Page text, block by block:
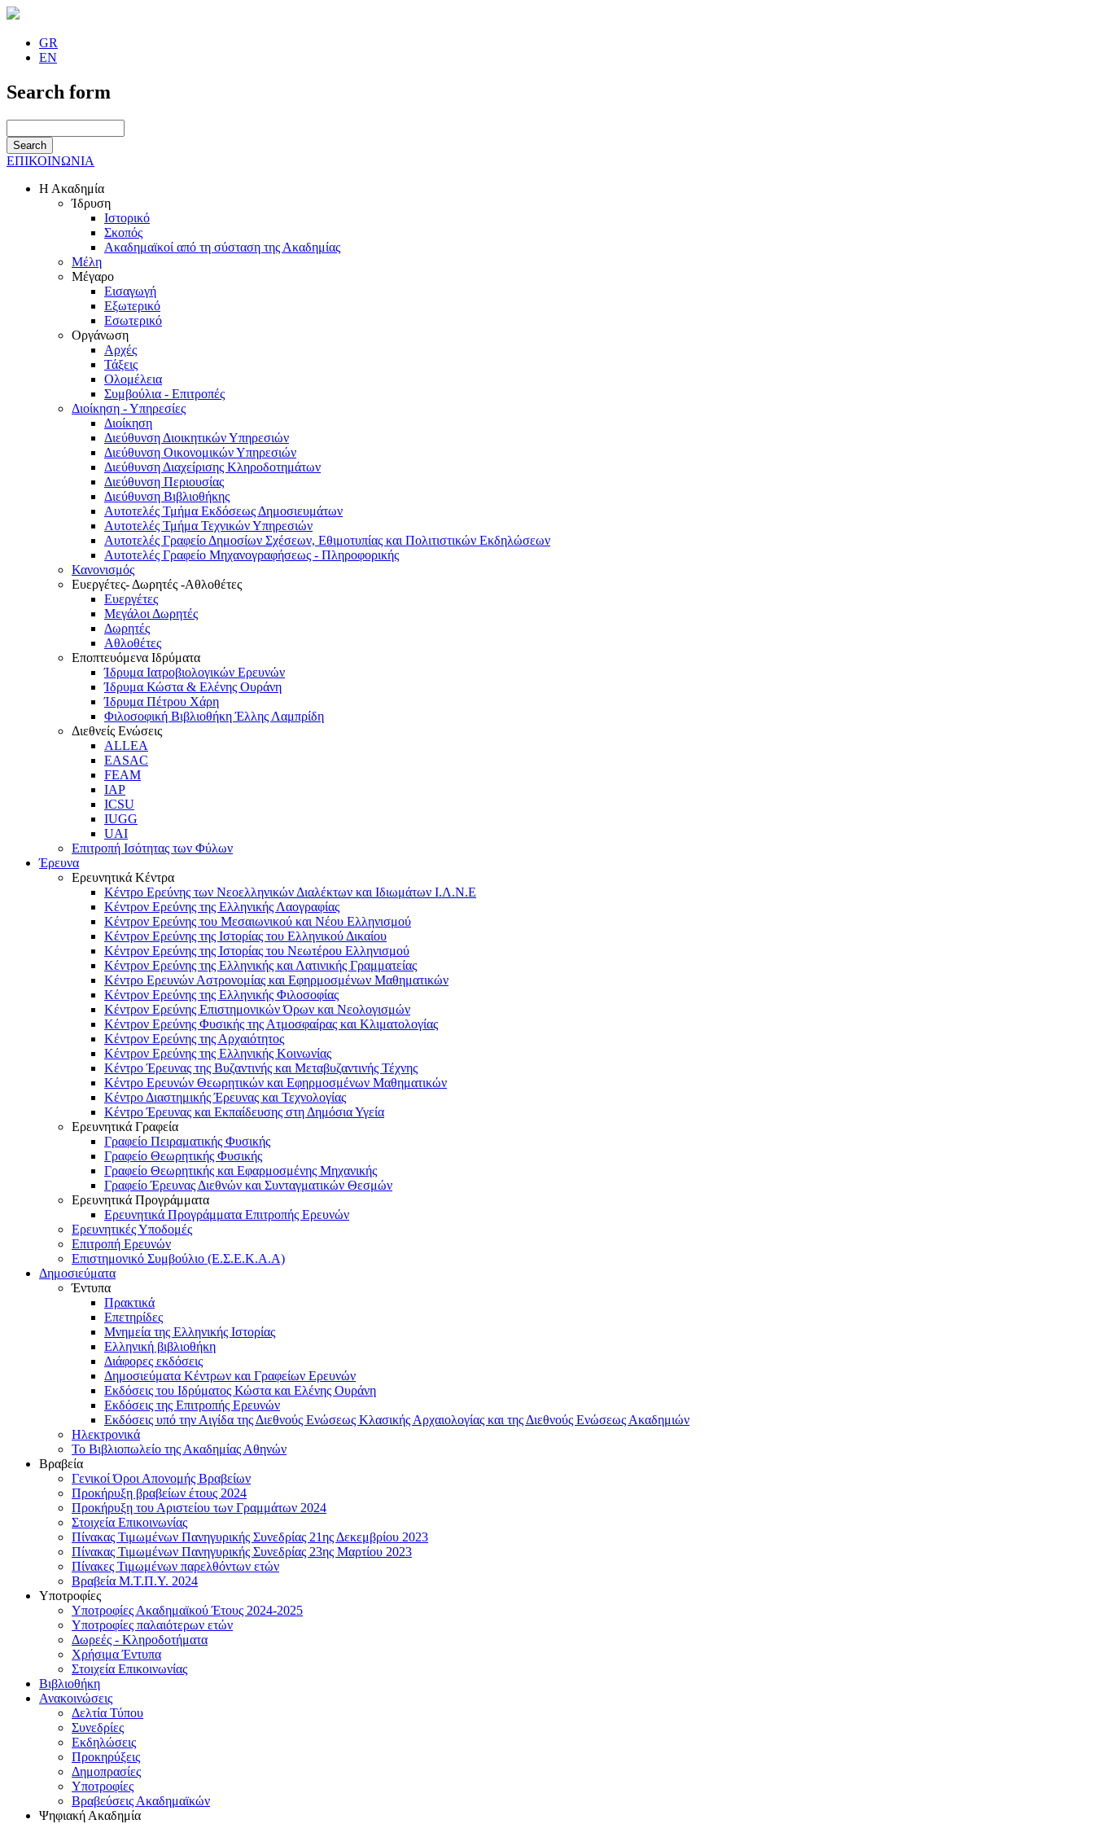
GR
EN
Search form
ΕΠΙΚΟΙΝΩΝΙΑ
Η Ακαδημία
Ίδρυση
Ιστορικό
Σκοπός
Ακαδημαϊκοί από τη σύσταση της Ακαδημίας
Μέλη
Μέγαρο
Εισαγωγή
Εξωτερικό
Εσωτερικό
Οργάνωση
Αρχές
Τάξεις
Ολομέλεια
Συμβούλια - Επιτροπές
Διοίκηση - Υπηρεσίες
Διοίκηση
Διεύθυνση Διοικητικών Υπηρεσιών
Διεύθυνση Οικονομικών Υπηρεσιών
Διεύθυνση Διαχείρισης Κληροδοτημάτων
Διεύθυνση Περιουσίας
Διεύθυνση Βιβλιοθήκης
Αυτοτελές Τμήμα Εκδόσεως Δημοσιευμάτων
Αυτοτελές Τμήμα Τεχνικών Υπηρεσιών
Αυτοτελές Γραφείο Δημοσίων Σχέσεων, Εθιμοτυπίας και Πολιτιστικών Εκδηλώσεων
Αυτοτελές Γραφείο Μηχανογραφήσεως - Πληροφορικής
Κανονισμός
Ευεργέτες- Δωρητές -Αθλοθέτες
Ευεργέτες
Μεγάλοι Δωρητές
Δωρητές
Αθλοθέτες
Εποπτευόμενα Ιδρύματα
Ίδρυμα Ιατροβιολογικών Ερευνών
Ίδρυμα Κώστα & Ελένης Ουράνη
Ίδρυμα Πέτρου Χάρη
Φιλοσοφική Βιβλιοθήκη Έλλης Λαμπρίδη
Διεθνείς Ενώσεις
ALLEA
EASAC
FEAM
IAP
ICSU
IUGG
UAI
Επιτροπή Ισότητας των Φύλων
Έρευνα
Ερευνητικά Κέντρα
Κέντρο Ερεύνης των Νεοελληνικών Διαλέκτων και Ιδιωμάτων Ι.Λ.Ν.Ε
Κέντρον Ερεύνης της Ελληνικής Λαογραφίας
Κέντρον Ερεύνης του Μεσαιωνικού και Νέου Ελληνισμού
Κέντρον Ερεύνης της Ιστορίας του Ελληνικού Δικαίου
Κέντρον Ερεύνης της Ιστορίας του Νεωτέρου Ελληνισμού
Κέντρον Ερεύνης της Ελληνικής και Λατινικής Γραμματείας
Κέντρο Ερευνών Αστρονομίας και Εφηρμοσμένων Μαθηματικών
Κέντρον Ερεύνης της Ελληνικής Φιλοσοφίας
Κέντρον Ερεύνης Επιστημονικών Όρων και Νεολογισμών
Κέντρον Ερεύνης Φυσικής της Ατμοσφαίρας και Κλιματολογίας
Κέντρον Ερεύνης της Αρχαιότητος
Κέντρον Ερεύνης της Ελληνικής Κοινωνίας
Κέντρο Έρευνας της Βυζαντινής και Μεταβυζαντινής Τέχνης
Κέντρο Ερευνών Θεωρητικών και Εφηρμοσμένων Μαθηματικών
Κέντρο Διαστημικής Έρευνας και Τεχνολογίας
Κέντρο Έρευνας και Εκπαίδευσης στη Δημόσια Υγεία
Ερευνητικά Γραφεία
Γραφείο Πειραματικής Φυσικής
Γραφείο Θεωρητικής Φυσικής
Γραφείο Θεωρητικής και Εφαρμοσμένης Μηχανικής
Γραφείο Έρευνας Διεθνών και Συνταγματικών Θεσμών
Ερευνητικά Προγράμματα
Ερευνητικά Προγράμματα Επιτροπής Ερευνών
Ερευνητικές Υποδομές
Επιτροπή Ερευνών
Επιστημονικό Συμβούλιο (Ε.Σ.Ε.Κ.Α.Α)
Δημοσιεύματα
Έντυπα
Πρακτικά
Επετηρίδες
Μνημεία της Ελληνικής Ιστορίας
Ελληνική βιβλιοθήκη
Διάφορες εκδόσεις
Δημοσιεύματα Κέντρων και Γραφείων Ερευνών
Εκδόσεις του Ιδρύματος Κώστα και Ελένης Ουράνη
Εκδόσεις της Επιτροπής Ερευνών
Εκδόσεις υπό την Αιγίδα της Διεθνούς Ενώσεως Κλασικής Αρχαιολογίας και της Διεθνούς Ενώσεως Ακαδημιών
Ηλεκτρονικά
Το Βιβλιοπωλείο της Ακαδημίας Αθηνών
Βραβεία
Γενικοί Όροι Απονομής Βραβείων
Προκήρυξη βραβείων έτους 2024
Προκήρυξη του Αριστείου των Γραμμάτων 2024
Στοιχεία Επικοινωνίας
Πίνακας Τιμωμένων Πανηγυρικής Συνεδρίας 21ης Δεκεμβρίου 2023
Πίνακας Τιμωμένων Πανηγυρικής Συνεδρίας 23ης Μαρτίου 2023
Πίνακες Τιμωμένων παρελθόντων ετών
Βραβεία Μ.Τ.Π.Υ. 2024
Υποτροφίες
Υποτροφίες Ακαδημαϊκού Έτους 2024-2025
Υποτροφίες παλαιότερων ετών
Δωρεές - Κληροδοτήματα
Χρήσιμα Έντυπα
Στοιχεία Επικοινωνίας
Βιβλιοθήκη
Ανακοινώσεις
Δελτία Τύπου
Συνεδρίες
Εκδηλώσεις
Προκηρύξεις
Δημοπρασίες
Υποτροφίες
Βραβεύσεις Ακαδημαϊκών
Ψηφιακή Ακαδημία